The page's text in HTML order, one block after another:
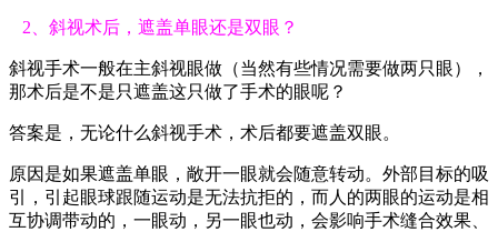
2、斜视术后，遮盖单眼还是双眼？
斜视手术一般在主斜视眼做（当然有些情况需要做两只眼），
那术后是不是只遮盖这只做了手术的眼呢？
答案是，无论什么斜视手术，术后都要遮盖双眼。
原因是如果遮盖单眼，敞开一眼就会随意转动。外部目标的吸
引，引起眼球跟随运动是无法抗拒的，而人的两眼的运动是相
互协调带动的，一眼动，另一眼也动，会影响手术缝合效果、